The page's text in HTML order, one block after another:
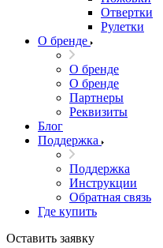
Отвертки
Рулетки
О бренде
О бренде
О бренде
Партнеры
Реквизиты
Блог
Поддержка
Поддержка
Инструкции
Обратная связь
Где купить
Оставить заявку